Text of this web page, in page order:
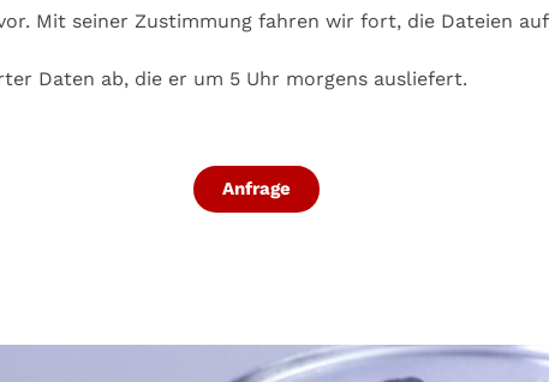
Mit seiner Zustimmung fahren wir fort, die Dateien auf
Daten ab, die er um 5 Uhr morgens ausliefert.
Anfrage